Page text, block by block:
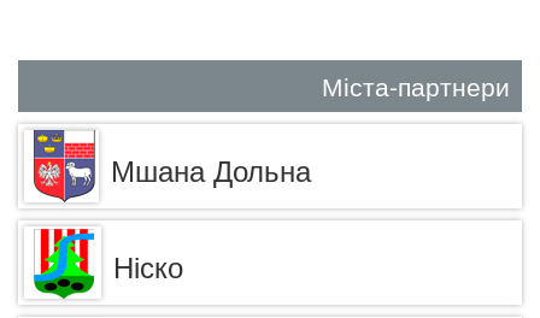
Міста-партнери
Мшана Дольна
Ніско